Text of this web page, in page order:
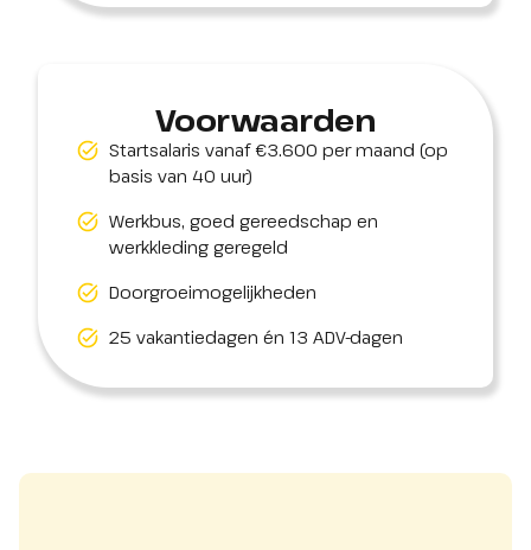
Voorwaarden
Startsalaris vanaf €3.600 per maand (op
basis van 40 uur)
Werkbus, goed gereedschap en
werkkleding geregeld
Doorgroeimogelijkheden
25 vakantiedagen én 13 ADV-dagen